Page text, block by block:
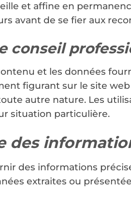
et affine en
avant de se fier aux
conseil
et les données
figurant sur le site
autre nature. Les
situation particulière.
des
des informations
extraites ou